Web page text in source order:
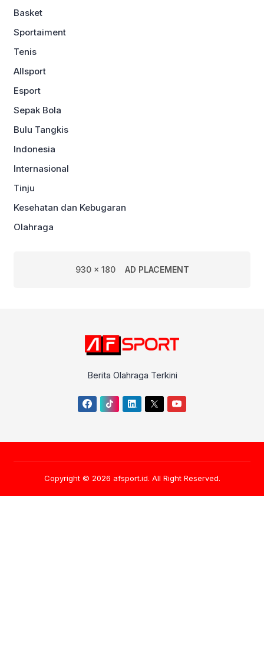
Basket
Sportaiment
Tenis
Allsport
Esport
Sepak Bola
Bulu Tangkis
Indonesia
Internasional
Tinju
Kesehatan dan Kebugaran
Olahraga
930 x 180 AD PLACEMENT
Berita Olahraga Terkini
Copyright © 2026 afsport.id. All Right Reserved.